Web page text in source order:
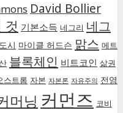
David Bollier
것 기본소득 네그리 네그
도시 마이클 허드슨 맑스 메트
블록체인 비트코인 삶권
스트롬 자본 자본론 자유주의 전염
머닝 커먼즈 코비